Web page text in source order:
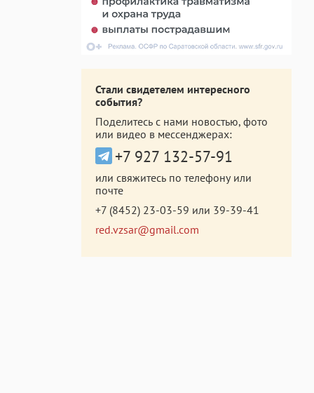
Стали свидетелем интересного
события?
Поделитесь с нами новостью, фото
или видео в мессенджерах:
+7 927 132-57-91
или свяжитесь по телефону или
почте
+7 (8452) 23-03-59 или 39-39-41
red.vzsar@gmail.com